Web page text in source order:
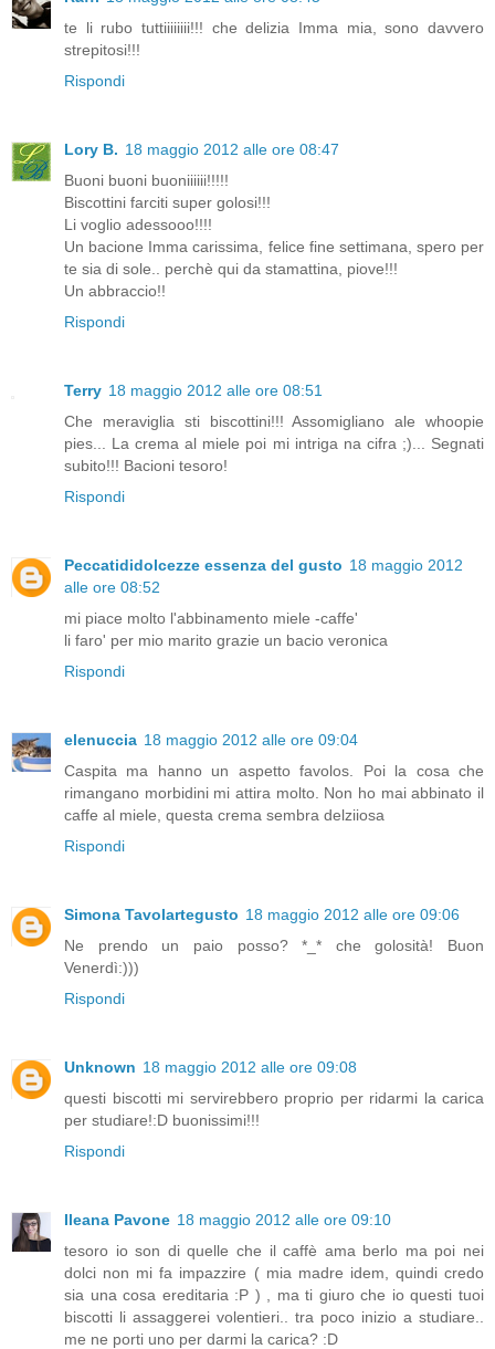
te li rubo tuttiiiiiiii!!! che delizia Imma mia, sono davvero
strepitosi!!!
Rispondi
Lory B. 18 maggio 2012 alle ore 08:47
Buoni buoni buoniiiiii!!!!!
Biscottini farciti super golosi!!!
Li voglio adessooo!!!!
Un bacione Imma carissima, felice fine settimana, spero per
te sia di sole.. perchè qui da stamattina, piove!!!
Un abbraccio!!
Rispondi
Terry 18 maggio 2012 alle ore 08:51
Che meraviglia sti biscottini!!! Assomigliano ale whoopie
pies... La crema al miele poi mi intriga na cifra ;)... Segnati
subito!!! Bacioni tesoro!
Rispondi
Peccatididolcezze essenza del gusto 18 maggio 2012
alle ore 08:52
mi piace molto l'abbinamento miele -caffe'
li faro' per mio marito grazie un bacio veronica
Rispondi
elenuccia 18 maggio 2012 alle ore 09:04
Caspita ma hanno un aspetto favolos. Poi la cosa che
rimangano morbidini mi attira molto. Non ho mai abbinato il
caffe al miele, questa crema sembra delziiosa
Rispondi
Simona Tavolartegusto 18 maggio 2012 alle ore 09:06
Ne prendo un paio posso? *_* che golosità! Buon
Venerdì:)))
Rispondi
Unknown 18 maggio 2012 alle ore 09:08
questi biscotti mi servirebbero proprio per ridarmi la carica
per studiare!:D buonissimi!!!
Rispondi
Ileana Pavone 18 maggio 2012 alle ore 09:10
tesoro io son di quelle che il caffè ama berlo ma poi nei
dolci non mi fa impazzire ( mia madre idem, quindi credo
sia una cosa ereditaria :P ) , ma ti giuro che io questi tuoi
biscotti li assaggerei volentieri.. tra poco inizio a studiare..
me ne porti uno per darmi la carica? :D